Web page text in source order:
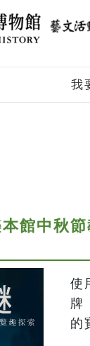
我
館中秋
使
牌
的